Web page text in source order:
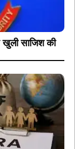
साजिश की